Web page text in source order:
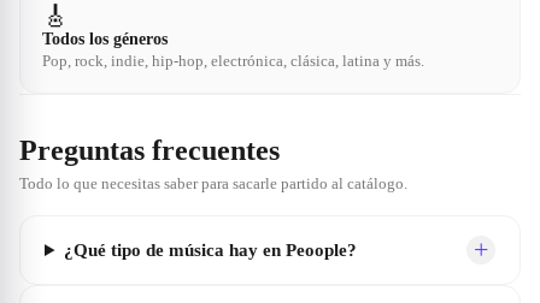
🎸
Todos los géneros
Pop, rock, indie, hip-hop, electrónica, clásica, latina y más.
Preguntas frecuentes
Todo lo que necesitas saber para sacarle partido al catálogo.
¿Qué tipo de música hay en Peoople? +